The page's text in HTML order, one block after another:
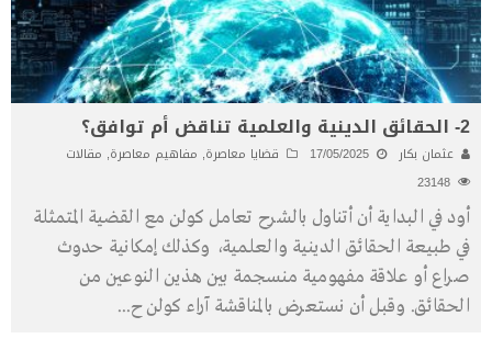
2- الحقائق الدينية والعلمية تناقض أم توافق؟
عثمان بكار 17/05/2025 قضايا معاصرة, مفاهيم معاصرة, مقالات
أود في البداية أن أتناول بالشرح تعامل كولن مع القضية المتمثلة
في طبيعة الحقائق الدينية والعلمية، وكذلك إمكانية حدوث
صراع أو علاقة مفهومية منسجمة بين هذين النوعين من
الحقائق. وقبل أن نستعرض بالمناقشة آراء كولن ح...